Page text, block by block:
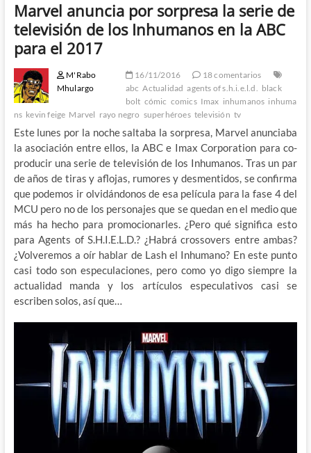
Marvel anuncia por sorpresa la serie de
televisión de los Inhumanos en la ABC
para el 2017
M'Rabo
Mhulargo
16/11/2016
18 comentarios
abc Actualidad agents of s.h.i.e.l.d.
black
bolt cómic comics Imax inhumanos inhuma
ns kevin feige Marvel rayo negro superhéroes televisión tv
Este lunes por la noche saltaba la sorpresa, Marvel anunciaba
la asociación entre ellos, la ABC e Imax Corporation para co-
producir una serie de televisión de los Inhumanos. Tras un par
de años de tiras y aflojas, rumores y desmentidos, se confirma
que podemos ir olvidándonos de esa película para la fase 4 del
MCU pero no de los personajes que se quedan en el medio que
más ha hecho para promocionarles. ¿Pero qué significa esto
para Agents of S.H.I.E.L.D.? ¿Habrá crossovers entre ambas?
¿Volveremos a oír hablar de Lash el Inhumano? En este punto
casi todo son especulaciones, pero como yo digo siempre la
actualidad manda y los artículos especulativos casi se
escriben solos, así que…